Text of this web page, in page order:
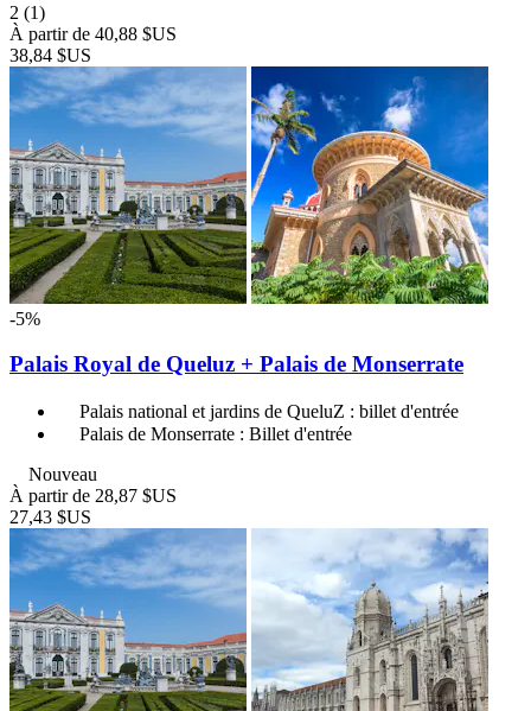
2 (1)
À partir de 40,88 $US
38,84 $US
-5%
Palais Royal de Queluz + Palais de Monserrate
Palais national et jardins de QueluZ : billet d'entrée
Palais de Monserrate : Billet d'entrée
Nouveau
À partir de 28,87 $US
27,43 $US